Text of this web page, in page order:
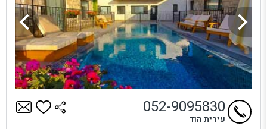
052-9095830
עירית הוד